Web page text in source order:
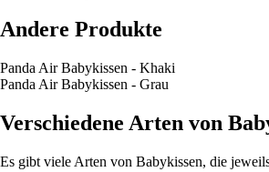
Andere Produkte
Panda Air Babykissen - Khaki
Panda Air Babykissen - Grau
Verschiedene Arten von
Es gibt viele Arten von Babykissen, die